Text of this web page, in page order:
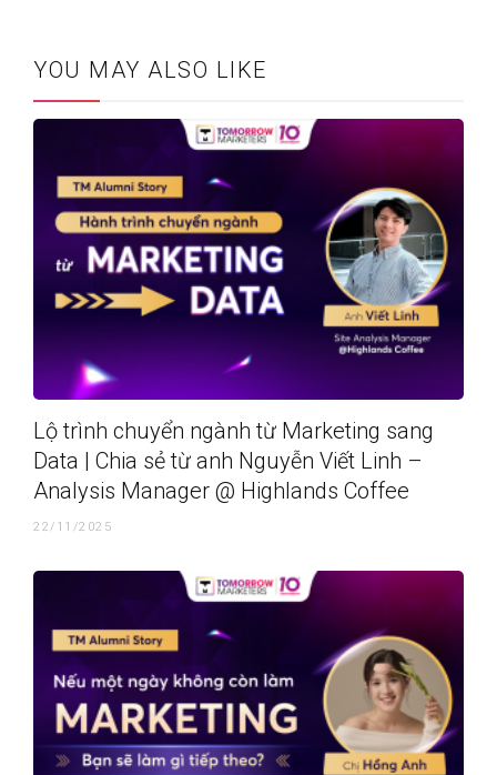
YOU MAY ALSO LIKE
Lộ trình chuyển ngành từ Marketing sang
Data | Chia sẻ từ anh Nguyễn Viết Linh –
Analysis Manager @ Highlands Coffee
22/11/2025